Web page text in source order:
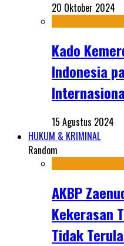
20 Oktober 2024
Kado
Indonesia
15 Agustus 2024
HUKUM & KRIMINAL
Random
AKBP
Kekerasan
Tidak